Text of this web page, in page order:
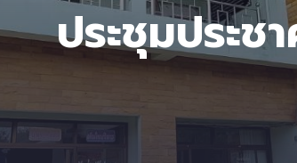
ประชุมประช